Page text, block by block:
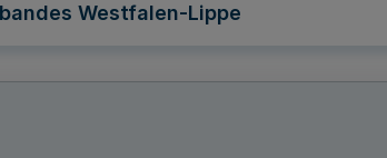
Westfalen-Lippe